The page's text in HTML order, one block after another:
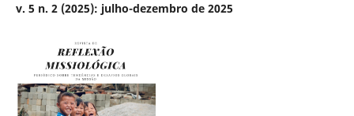
v. 5 n. 2 (2025): julho-dezembro de 2025